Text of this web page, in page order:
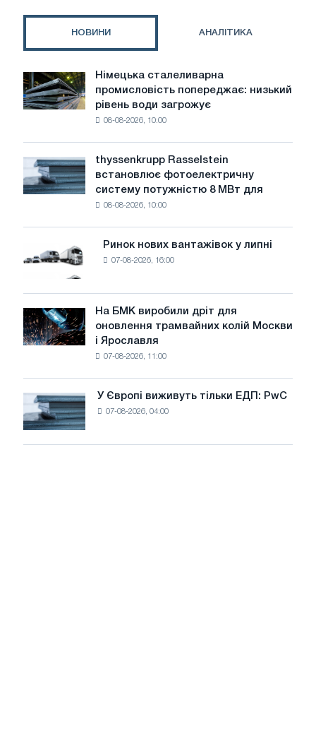
НОВИНИ АНАЛІТИКА
Німецька
сталеливарна
промисловість
води
загрожує
Німецька сталеливарна
промисловість попереджає: низький
рівень води загрожує
08-08-2026, 10:00
thyssenkrupp
Rasselstein
встановлює
фотоелектричну
цілей
декарбонізації
thyssenkrupp Rasselstein
встановлює фотоелектричну
систему потужністю 8 МВт для
08-08-2026, 10:00
Ринок
нових
вантажівок
у
липні
Ринок нових вантажівок у липні
07-08-2026, 16:00
На
БМК
виробили
трамвайних
колій
На БМК виробили дріт для
оновлення трамвайних колій Москви
і Ярославля
07-08-2026, 11:00
Європі
виживуть
тільки
У Європі виживуть тільки ЕДП: PwC
07-08-2026, 04:00